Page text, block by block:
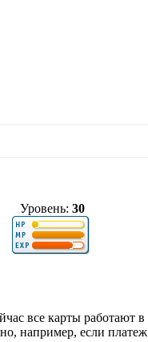
Уровень: 30
все карты работают
например, если